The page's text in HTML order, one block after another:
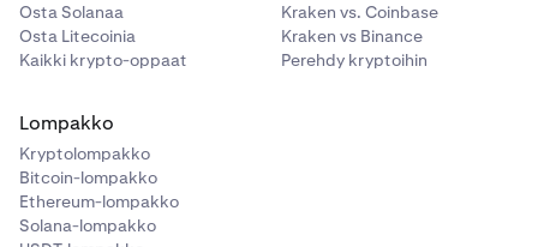
3
Kun olet valinnut markkinan, jolla haluat käydä
kauppaa, sinut ohjataan kyseisen
markkinanKaupankäynti
liittääksesi
toimeksiannon
Osta Solanaa
Osta Litecoinia
Kaikki krypto-oppaat
Kraken vs. Coinbase
Kraken vs Binance
Perehdy kryptoihin
Lompakko
Kryptolompakko
Bitcoin-lompakko
Ethereum-lompakko
Solana-lompakko